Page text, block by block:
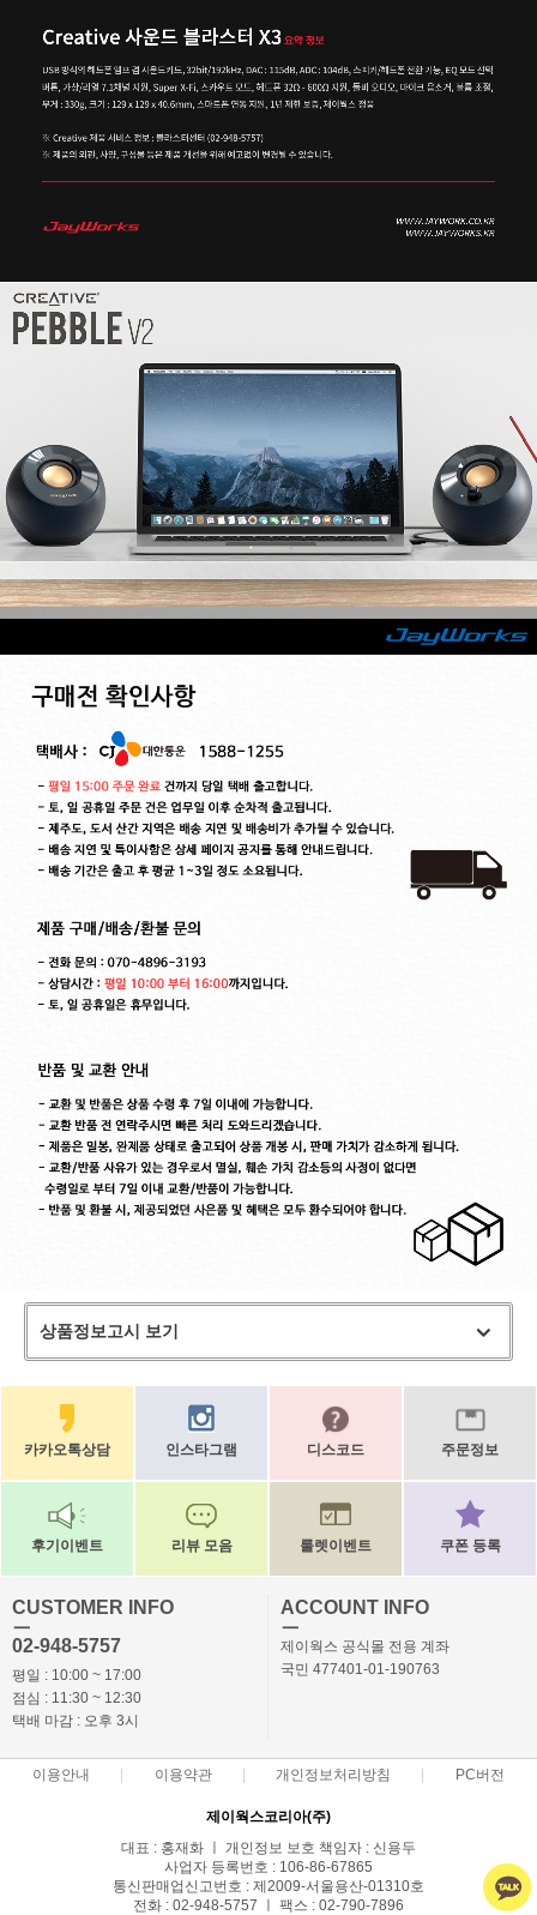
상품정보고시 보기
카카오톡상담 인스타그램 디스코드 주문정보
후기이벤트 리뷰 모음 룰렛이벤트 쿠폰 등록
CUSTOMER INFO
ㅡ
02-948-5757
평일 : 10:00 ~ 17:00
점심 : 11:30 ~ 12:30
택배 마감 : 오후 3시
ACCOUNT INFO
ㅡ
제이웍스 공식몰 전용 계좌
국민 477401-01-190763
이용안내 이용약관 개인정보처리방침 PC버전
제이웍스코리아(주)
대표 : 홍재화 ㅣ 개인정보 보호 책임자 : 신용두
사업자 등록번호 : 106-86-67865
통신판매업신고번호 : 제2009-서울용산-01310호
전화 : 02-948-5757 ㅣ 팩스 : 02-790-7896